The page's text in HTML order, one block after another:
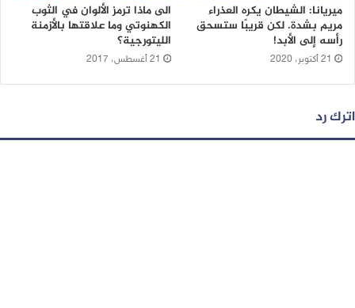
ميريانا: الشيطان يكره العذراء
مريم بشدة. لكن قريبًا ستسحق
رأسه إلى الأبد!
21 أكتوبر، 2020
الى ماذا ترمز الألوان في الثوب
الكهنوتي وما علاقتها بالأزمنة
الليتورجية؟
21 أغسطس، 2017
اترك رد